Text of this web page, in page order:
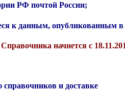
РФ почтой России;
к данным, опубликованным
начнется с
и доставке